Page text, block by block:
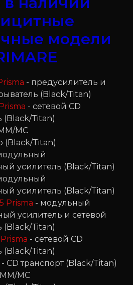
модели
- предусилитель и
(Black/Titan)
- сетевой CD
(Black/Titan)
MC
(Black/Titan)
усилитель (Black/Titan)
усилитель (Black/Titan)
Prisma - модульный
усилитель и сетевой
(Black/Titan)
- сетевой CD
(Black/Titan)
- CD транспорт (Black/Titan)
MC